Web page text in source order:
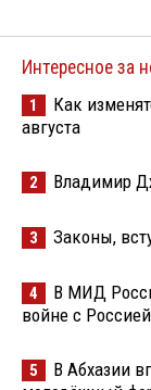
Интересное за
1
Как
августа
2 Владимир
3 Законы,
4
В МИД
войне с Россией
5
В Абхазии